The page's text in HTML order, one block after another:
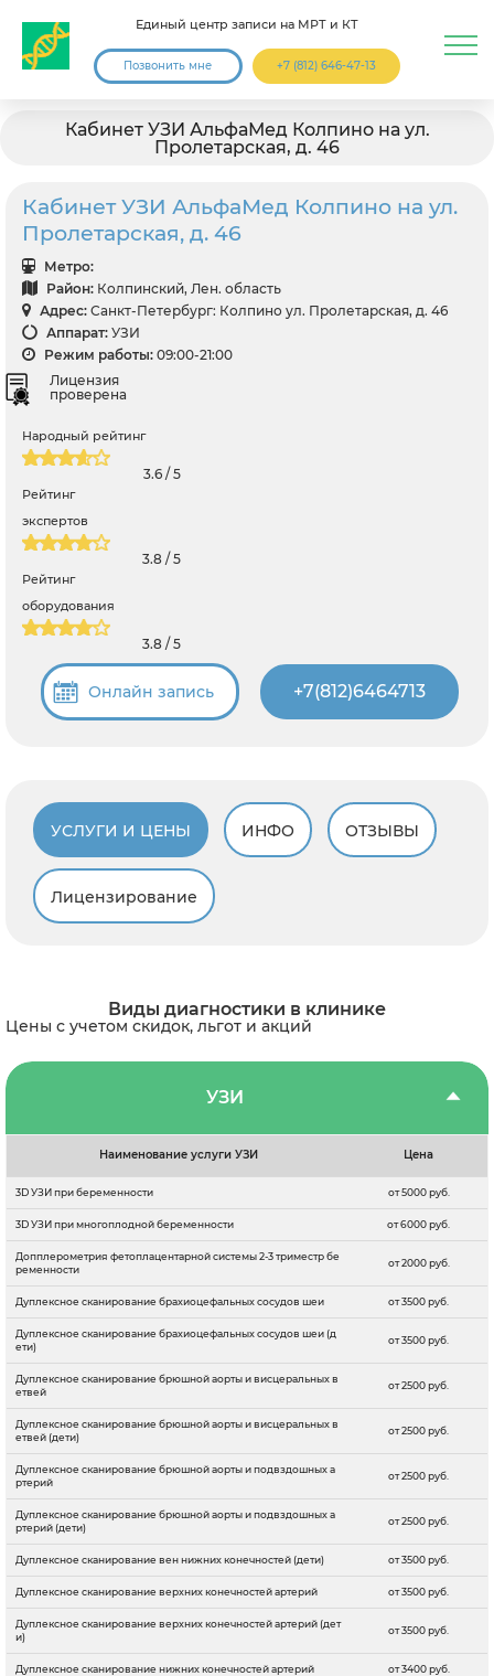
Единый центр записи на МРТ и КТ
Позвонить мне +7 (812) 646-47-13
Кабинет УЗИ АльфаМед Колпино на ул.
Пролетарская, д. 46
Кабинет УЗИ АльфаМед Колпино на ул.
Пролетарская, д. 46
Метро:
Район: Колпинский, Лен. область
Адрес: Санкт-Петербург: Колпино ул. Пролетарская, д. 46
Аппарат: УЗИ
Режим работы: 09:00-21:00
Лицензия
проверена
Народный рейтинг
3.6 / 5
Рейтинг
экспертов
3.8 / 5
Рейтинг
оборудования
3.8 / 5
Онлайн запись +7(812)6464713
УСЛУГИ И ЦЕНЫ ИНФО ОТЗЫВЫ
Лицензирование
Виды диагностики в клинике
Цены с учетом скидок, льгот и акций
УЗИ
Наименование услуги УЗИ Цена
3D УЗИ при беременности от 5000 руб.
3D УЗИ при многоплодной беременности от 6000 руб.
Допплерометрия фетоплацентарной системы 2-3 триместр бе
ременности
от 2000 руб.
Дуплексное сканирование брахиоцефальных сосудов шеи от 3500 руб.
Дуплексное сканирование брахиоцефальных сосудов шеи (д
ети)
от 3500 руб.
Дуплексное сканирование брюшной аорты и висцеральных в
етвей
от 2500 руб.
Дуплексное сканирование брюшной аорты и висцеральных в
етвей (дети)
от 2500 руб.
Дуплексное сканирование брюшной аорты и подвздошных а
ртерий
от 2500 руб.
Дуплексное сканирование брюшной аорты и подвздошных а
ртерий (дети)
от 2500 руб.
Дуплексное сканирование вен нижних конечностей (дети) от 3500 руб.
Дуплексное сканирование верхних конечностей артерий от 3500 руб.
Дуплексное сканирование верхних конечностей артерий (дет
и)
от 3500 руб.
Дуплексное сканирование нижних конечностей артерий от 3400 руб.